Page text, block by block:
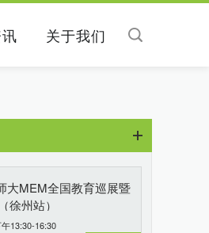
关于我们
大MEM全国教育巡展暨
徐州站）
13:30-16:30